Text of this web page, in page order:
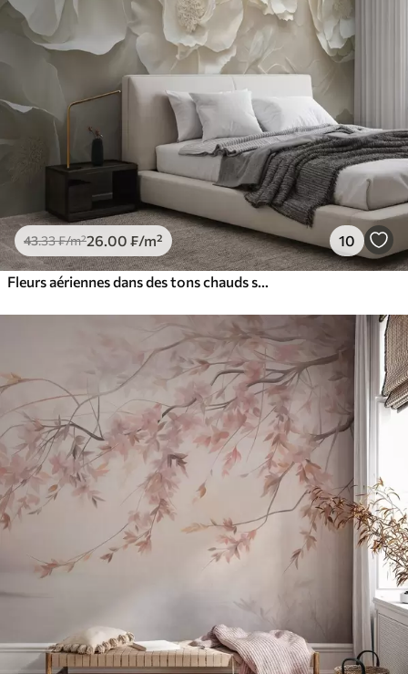
43.33₣/m²26.00 ₣/m² 10
Fleurs aériennes dans des tons chauds sur un fond de feuilles